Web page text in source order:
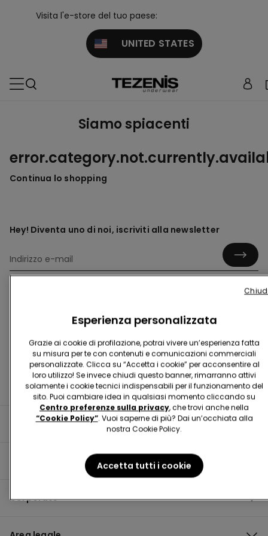
Visita l'e-store del tuo paese:
UNITED STATES
Siamo spiacenti
Continua lo shopping
Hey! Diventa uno di noi, iscriviti alla newsletter
Informazioni utili
Guida al prodotto
Corporate
Esperienza personalizzata
Grazie ai cookie di profilazione, potrai vivere un’esperienza fatta
su misura per te con contenuti e comunicazioni commerciali
personalizzate. Clicca su “Accetta i cookie” per acconsentire al
loro utilizzo! Se invece chiudi questo banner, rimarranno attivi
solamente i cookie tecnici indispensabili per il funzionamento del
sito. Puoi cambiare idea in qualsiasi momento cliccando su
Centro preferenze sulla privacy, che trovi anche nella
“Cookie Policy”. Vuoi saperne di più? Dai un’occhiata alla
nostra Cookie Policy.
Accetta tutti i cookie